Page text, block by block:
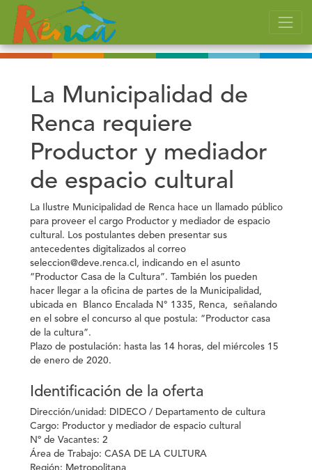
La Municipalidad de
Renca requiere
Productor y mediador
de espacio cultural
La Ilustre Municipalidad de Renca hace un llamado público
para proveer el cargo Productor y mediador de espacio
cultural . Los postulantes deben presentar sus
antecedentes digitalizados al correo
seleccion@deve.renca.cl, indicando en el asunto
“Productor Casa de la Cultura” . También los pueden
hacer llegar a la oficina de partes de la Municipalidad,
ubicada en Blanco Encalada N° 1335, Renca, señalando
en el sobre el concurso al que postula: “Productor casa
de la cultura”.
Plazo de postulación: hasta las 14 horas, del miércoles 15
de enero de 2020.
Identificación de la oferta
Dirección/unidad: DIDECO / Departamento de cultura
Cargo: Productor y mediador de espacio cultural
Nº de Vacantes: 2
Área de Trabajo: CASA DE LA CULTURA
Región: Metropolitana